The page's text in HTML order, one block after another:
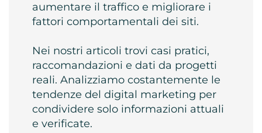
aumentare il traffico e migliorare i
fattori comportamentali dei siti.
Nei nostri articoli trovi casi pratici,
raccomandazioni e dati da progetti
reali. Analizziamo costantemente le
tendenze del digital marketing per
condividere solo informazioni attuali
e verificate.